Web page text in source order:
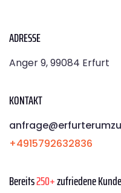
ADRESSE
Anger 9, 99084 Erfurt
KONTAKT
+4915792632836
Bereits250+zufriedene